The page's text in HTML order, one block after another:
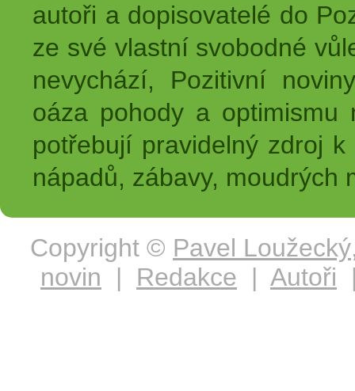
autoři a dopisovatelé do
ze své vlastní svobodné
nevychází, Pozitivní
oáza pohody a
potřebují pravidelný zdroj
nápadů, zábavy, moudrých
Copyright © Pavel Loužecký
novin | Redakce | Autoři